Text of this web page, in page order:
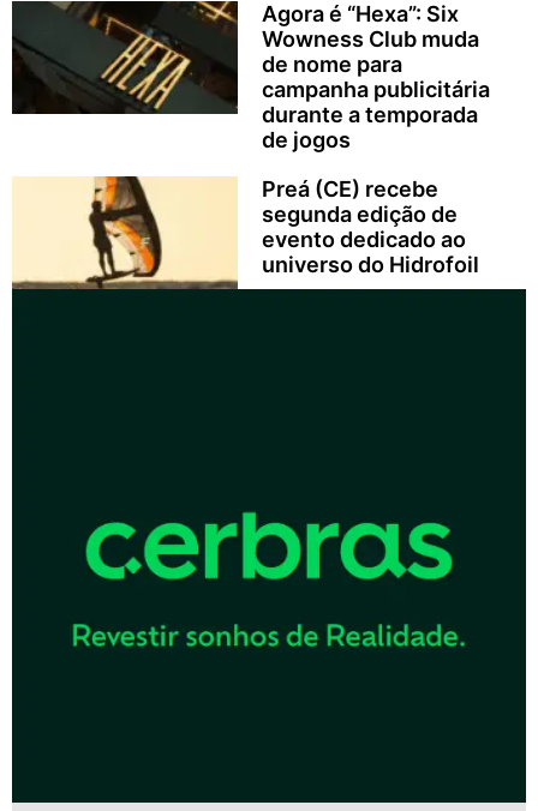
Agora é “Hexa”: Six
Wowness Club muda
de nome para
campanha publicitária
durante a temporada
de jogos
Preá (CE) recebe
segunda edição de
evento dedicado ao
universo do Hidrofoil